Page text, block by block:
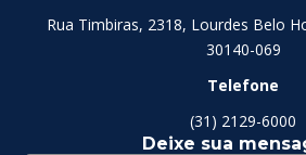
Rua Timbiras, 2318, Lourdes Belo
30140-069
Telefone
(31) 2129-6000
Deixe sua